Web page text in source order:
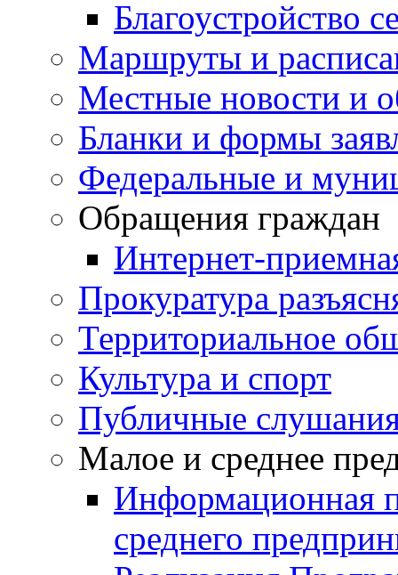
Благоустройство
Маршруты и
Местные новости и
Бланки и формы
Федеральные и
Обращения граждан
Интернет-
Прокуратура
Территориальное
Культура и спорт
Публичные
Малое и среднее
Информационная
среднего